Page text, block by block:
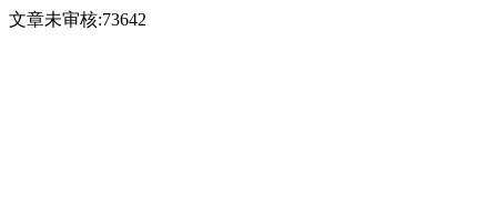
文章未审核:73642